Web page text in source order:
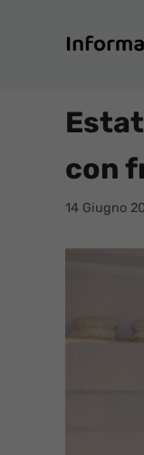
contenuto
con
14 Giugno